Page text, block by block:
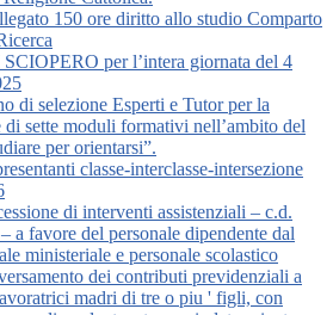
150 ore diritto allo studio Comparto
per l’intera giornata del 4
di selezione Esperti e Tutor per la
di sette moduli formativi nell’ambito del
per orientarsi”.
classe-interclasse-intersezione
di interventi assistenziali – c.d.
a favore del personale dipendente dal
ministeriale e personale scolastico
dei contributi previdenziali a
madri di tre o piu ' figli, con